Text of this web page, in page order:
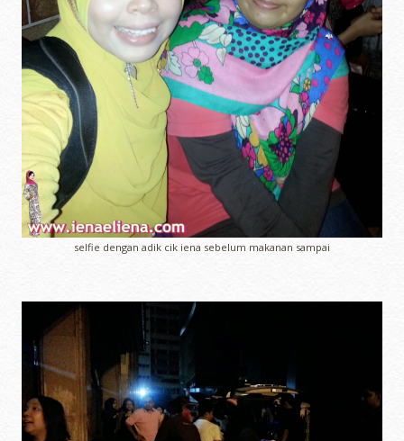
selfie dengan adik cik iena sebelum makanan sampai